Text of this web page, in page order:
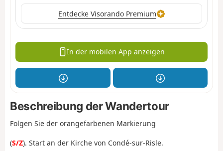
Entdecke Visorando Premium
In der mobilen App anzeigen
Beschreibung der Wandertour
Folgen Sie der orangefarbenen Markierung
(S/Z). Start an der Kirche von Condé-sur-Risle.